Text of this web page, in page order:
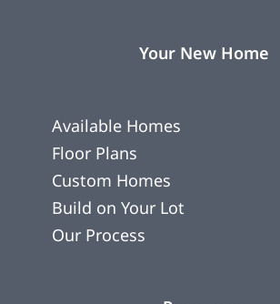
Your New Home
Available Homes
Floor Plans
Custom Homes
Build on Your Lot
Our Process